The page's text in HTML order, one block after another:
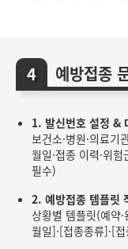
예방접종
1. 발신번호 설정 &
보건소·병원·의료
월일·접종 이력·위
필수)
2. 예방접종 템플릿
상황별 템플릿(예약
월일]·[접종종류]·[